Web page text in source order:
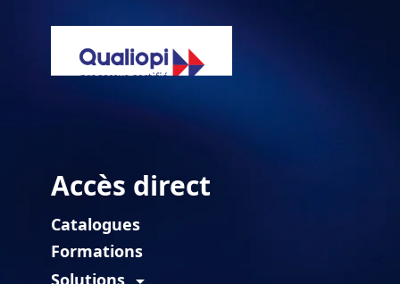
Accès direct
Catalogues
Formations
Solutions